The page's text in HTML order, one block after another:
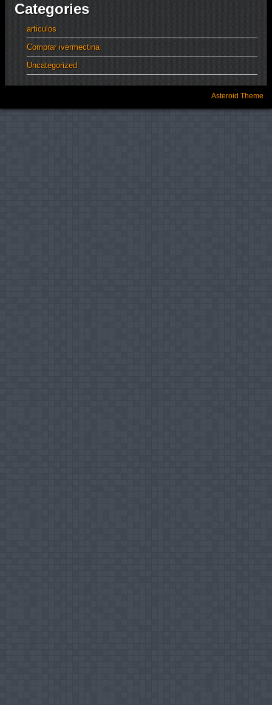
Categories
articulos
Comprar ivermectina
Uncategorized
Asteroid Theme